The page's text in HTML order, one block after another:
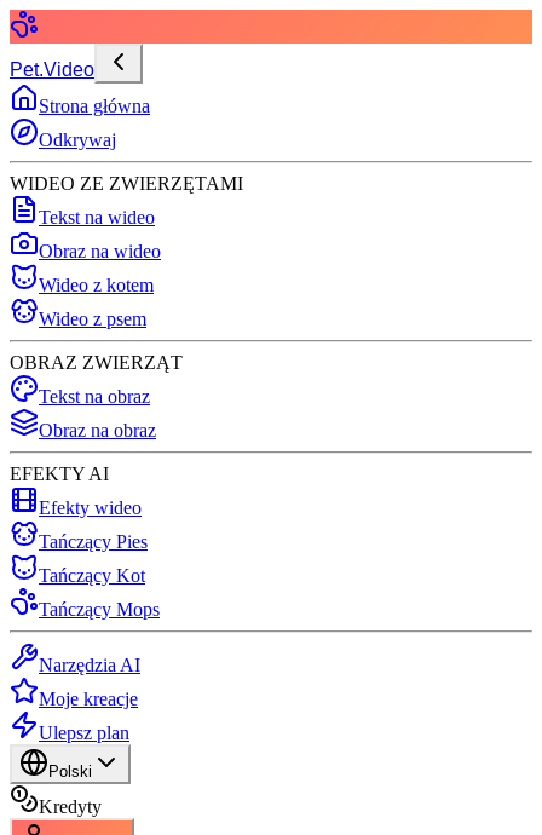
Pet.Video
Strona główna
Odkrywaj
WIDEO ZE ZWIERZĘTAMI
Tekst na wideo
Obraz na wideo
Wideo z kotem
Wideo z psem
OBRAZ ZWIERZĄT
Tekst na obraz
Obraz na obraz
EFEKTY AI
Efekty wideo
Tańczący Pies
Tańczący Kot
Tańczący Mops
Narzędzia AI
Moje kreacje
Ulepsz plan
Polski
Kredyty